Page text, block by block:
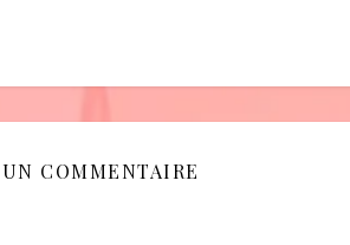
COMMENTAIRE